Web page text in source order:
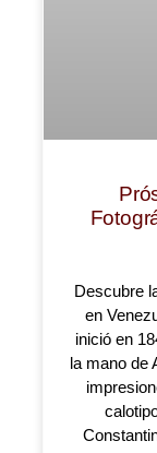
Descubre
en
inició en
la mano de